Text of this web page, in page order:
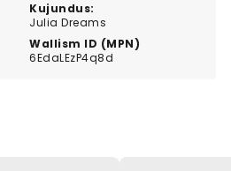
Kujundus:
Julia Dreams
Wallism ID (MPN)
6EdaLEzP4q8d